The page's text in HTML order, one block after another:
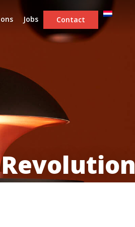
Jobs Contact
Revolution